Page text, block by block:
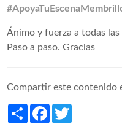
Ánimo y fuerza a todas
Paso a paso. Gracias
Compartir este contenido
ShareFacebook